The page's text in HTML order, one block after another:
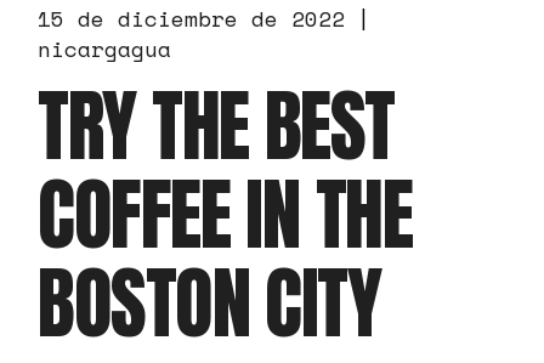
15 de diciembre de 2022
nicargagua
TRY THE BEST
COFFEE IN THE
BOSTON CITY